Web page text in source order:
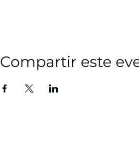
Compartir este